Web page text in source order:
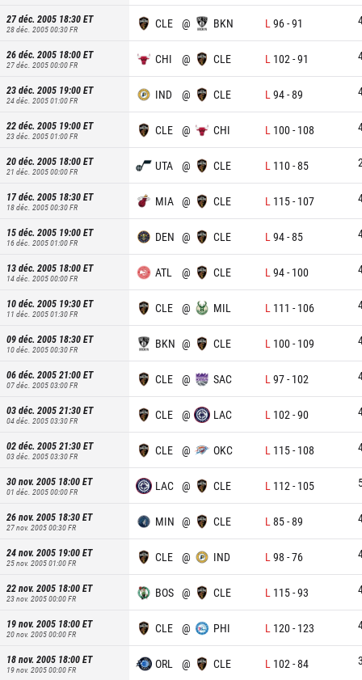
27 déc. 2005 18:30ET
28 déc. 2005 00:30FR CLE @ BKN L 96-91
26 déc. 2005 18:00ET
27 déc. 2005 00:00FR CHI @ CLE L 102 -91
23 déc. 2005 19:00ET
24 déc. 2005 01:00FR IND @ CLE L 94-89
22 déc. 2005 19:00ET
23 déc. 2005 01:00FR CLE @ CHI L 100- 108
20 déc. 2005 18:00ET
21 déc. 2005 00:00FR UTA @ CLE L 110-85
17 déc. 2005 18:30ET
18 déc. 2005 00:30FR MIA @ CLE L 115- 107
15 déc. 2005 19:00ET
16 déc. 2005 01:00FR DEN @ CLE L 94-85
13 déc. 2005 18:00ET
14 déc. 2005 00:00FR ATL @ CLE L 94- 100
10 déc. 2005 19:30ET
11 déc. 2005 01:30FR CLE @ MIL L 111 - 106
09 déc. 2005 18:30ET
10 déc. 2005 00:30FR BKN @ CLE L 100- 109
06 déc. 2005 21:00ET
07 déc. 2005 03:00FR CLE @ SAC L 97- 102
03 déc. 2005 21:30ET
04 déc. 2005 03:30FR CLE @ LAC L 102 -90
02 déc. 2005 21:30ET
03 déc. 2005 03:30FR CLE @ OKC L 115- 108
30 nov. 2005 18:00ET
01 déc. 2005 00:00FR LAC @ CLE L 112 - 105
26 nov. 2005 18:30ET
27 nov. 2005 00:30FR MIN @ CLE L 85-89
24 nov. 2005 19:00ET
25 nov. 2005 01:00FR CLE @ IND L 98 -76
22 nov. 2005 18:00ET
23 nov. 2005 00:00FR BOS @ CLE L 115-93
19 nov. 2005 18:00ET
20 nov. 2005 00:00FR CLE @ PHI L 120- 123
18 nov. 2005 18:00ET
19 nov. 2005 00:00FR ORL @ CLE L 102 -84